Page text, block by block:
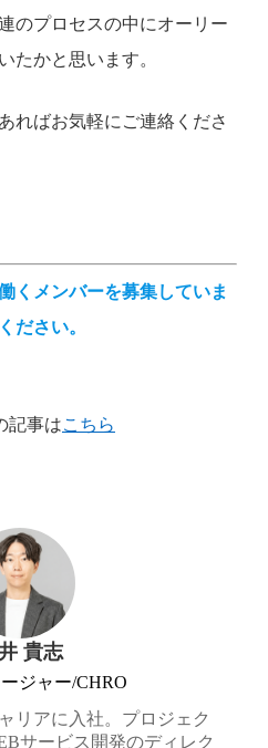
のプロセスの中にオーリー
たかと思います。
ればお気軽にご連絡くださ
くメンバーを募集していま
ださい。
記事はこちら
貴志
ジャー/CHRO
リアに入社。プロジェク
サービス開発のディレク